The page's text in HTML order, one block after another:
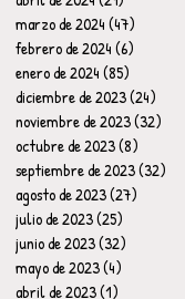
marzo de 2024(47)
febrero de 2024(6)
enero de 2024(85)
diciembre de 2023(24)
noviembre de 2023(32)
octubre de 2023(8)
septiembre de 2023(32)
agosto de 2023(27)
julio de 2023(25)
junio de 2023(32)
mayo de 2023(4)
abril de 2023(1)